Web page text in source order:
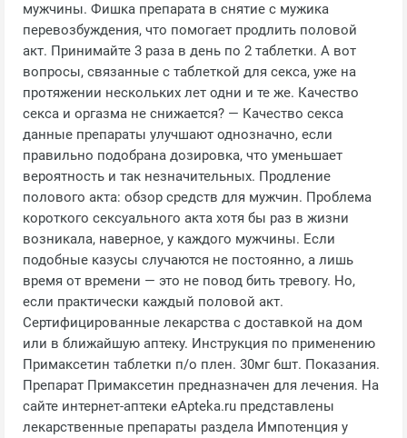
мужчины. Фишка препарата в снятие с мужика
перевозбуждения, что помогает продлить половой
акт. Принимайте 3 раза в день по 2 таблетки. А вот
вопросы, связанные с таблеткой для секса, уже на
протяжении нескольких лет одни и те же. Качество
секса и оргазма не снижается? — Качество секса
данные препараты улучшают однозначно, если
правильно подобрана дозировка, что уменьшает
вероятность и так незначительных. Продление
полового акта: обзор средств для мужчин. Проблема
короткого сексуального акта хотя бы раз в жизни
возникала, наверное, у каждого мужчины. Если
подобные казусы случаются не постоянно, а лишь
время от времени — это не повод бить тревогу. Но,
если практически каждый половой акт.
Сертифицированные лекарства с доставкой на дом
или в ближайшую аптеку. Инструкция по применению
Примаксетин таблетки п/о плен. 30мг 6шт. Показания.
Препарат Примаксетин предназначен для лечения. На
сайте интернет-аптеки еApteka.ru представлены
лекарственные препараты раздела Импотенция у